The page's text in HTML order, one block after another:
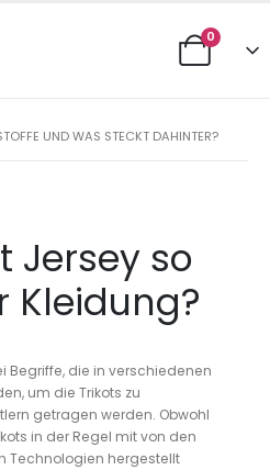
0
UND WAS STECKT DAHINTER?
Jersey so
Kleidung?
Begriffe, die in verschiedenen
um die Trikots zu
getragen werden. Obwohl
in der Regel mit von den
Technologien hergestellt